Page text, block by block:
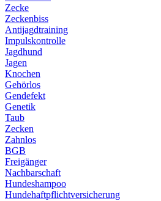
Zecke
Zeckenbiss
Antijagdtraining
Impulskontrolle
Jagdhund
Jagen
Knochen
Gehörlos
Gendefekt
Genetik
Taub
Zecken
Zahnlos
BGB
Freigänger
Nachbarschaft
Hundeshampoo
Hundehaftpflichtversicherung